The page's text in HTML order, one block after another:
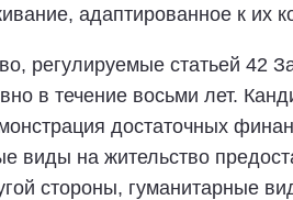
адаптированное к их
регулируемые статьей 42
в течение восьми лет.
достаточных
виды на жительство
стороны, гуманитарные